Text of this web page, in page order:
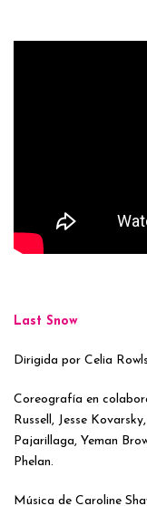
Last Snow
Dirigida por Celia
Coreografía en
Russell, Jesse
Pajarillaga, Yeman
Phelan.
Música de Caroline